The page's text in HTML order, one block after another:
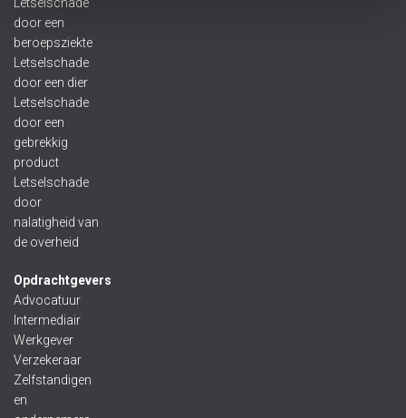
door een
beroepsziekte
Letselschade
door een dier
Letselschade
door een
gebrekkig
product
Letselschade
door
nalatigheid van
de overheid
Opdrachtgevers
Advocatuur
Intermediair
Werkgever
Verzekeraar
Zelfstandigen
en